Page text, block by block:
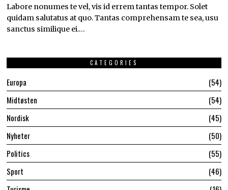
Labore nonumes te vel, vis id errem tantas tempor. Solet
quidam salutatus at quo. Tantas comprehensam te sea, usu
sanctus similique ei.…
CATEGORIES
Europa
54
Midtøsten
54
Nordisk
45
Nyheter
50
Politics
55
Sport
46